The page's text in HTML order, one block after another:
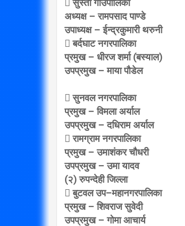
 सुस्ता गाउँपालिका
अध्यक्ष – रामपसाद पाण्डे
उपाध्यक्ष – ईन्द्रकुमारी थरुनी
 बर्दघाट नगरपालिका
प्रमुख – धीरज शर्मा (बस्याल)
उपप्रमुख – माया पौडेल
 सुनवल नगरपालिका
प्रमुख – विमला अर्याल
उपप्रमुख – दधिराम अर्याल
 रामग्राम नगरपालिका
प्रमुख – उमाशंकर चौधरी
उपप्रमुख – उमा यादव
(२) रुपन्देही जिल्ला
 बुटवल उप–महानगरपालिका
प्रमुख – शिवराज सुवेदी
उपप्रमुख – गोमा आचार्य
विप्लव समूह संविधानको
दायराभित्र आएर हिँड्नुको
विकल्प छैन् : मुख्यमन्त्री राई
3/10/2018